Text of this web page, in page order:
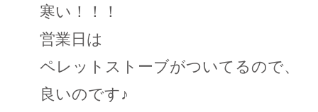
寒い！！！
営業日は
ペレットストーブがついてるので、
良いのです♪